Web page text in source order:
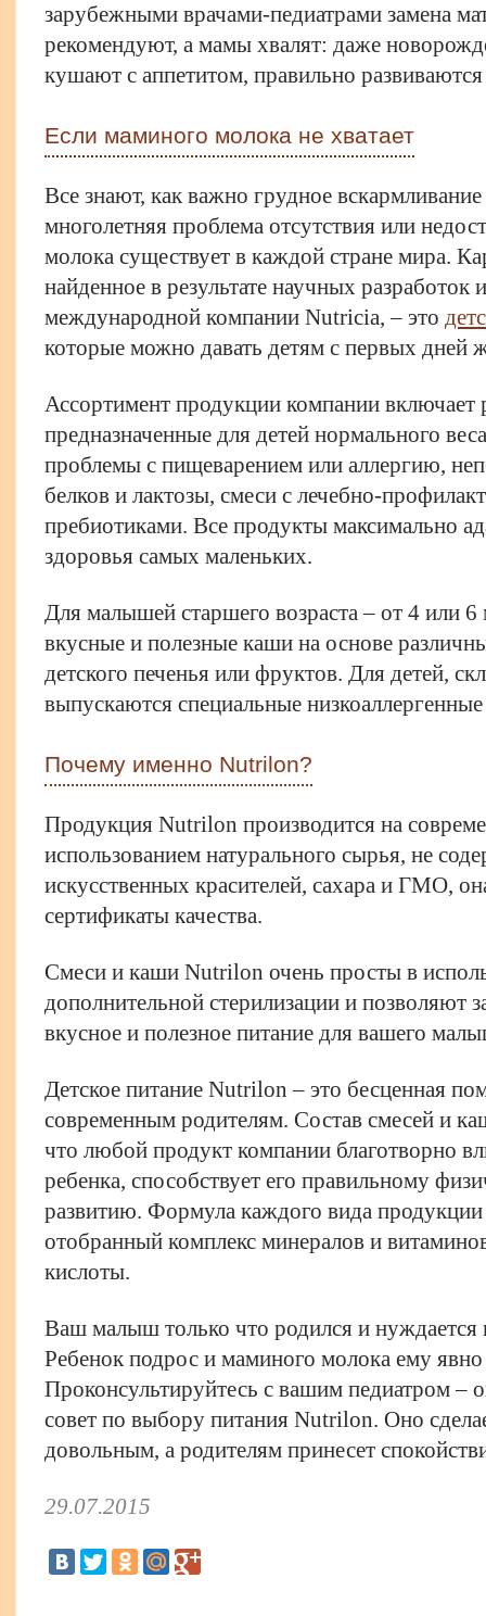
зарубежными врачами-педиатрами замена
рекомендуют, а мамы хвалят: даже
кушают с аппетитом, правильно
Если маминого молока не хватает
Все знают, как важно грудное
многолетняя проблема отсутствия или
молока существует в каждой стране мира.
найденное в результате научных разработок
международной компании Nutricia, – это
которые можно давать детям с первых дней
Ассортимент продукции компании включает
предназначенные для детей нормального
проблемы с пищеварением или аллергию,
белков и лактозы, смеси с лечебно-
пребиотиками. Все продукты максимально
здоровья самых маленьких.
Для малышей старшего возраста – от 4 или 6
вкусные и полезные каши на основе
детского печенья или фруктов. Для детей,
выпускаются специальные
Почему именно Nutrilon?
Продукция Nutrilon производится на
использованием натурального сырья, не
искусственных красителей, сахара и ГМО,
сертификаты качества.
Смеси и каши Nutrilon очень просты в
дополнительной стерилизации и позволяют
вкусное и полезное питание для вашего
Детское питание Nutrilon – это бесценная
современным родителям. Состав смесей и
что любой продукт компании благотворно
ребенка, способствует его правильному
развитию. Формула каждого вида продукции
отобранный комплекс минералов и
кислоты.
Ваш малыш только что родился и нуждается
Ребенок подрос и маминого молока ему явно
Проконсультируйтесь с вашим педиатром –
совет по выбору питания Nutrilon. Оно
довольным, а родителям принесет
29.07.2015